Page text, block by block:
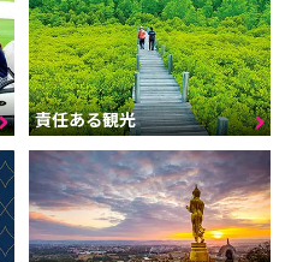
責任ある観光